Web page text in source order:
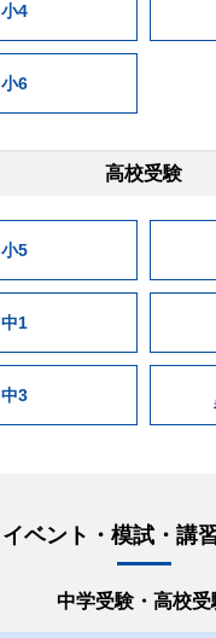
小4
小6
高校受験
小5
中1
中3
イベント・模試・講
中学受験・高校受